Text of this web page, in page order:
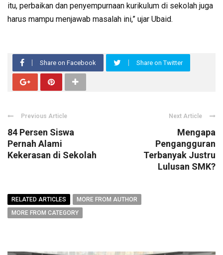
itu, perbaikan dan penyempurnaan kurikulum di sekolah juga
harus mampu menjawab masalah ini,” ujar Ubaid.
Share on Facebook Share on Twitter
Previous Article
84 Persen Siswa
Pernah Alami
Kekerasan di Sekolah
Next Article
Mengapa
Pengangguran
Terbanyak Justru
Lulusan SMK?
RELATED ARTICLES
MORE FROM AUTHOR
MORE FROM CATEGORY